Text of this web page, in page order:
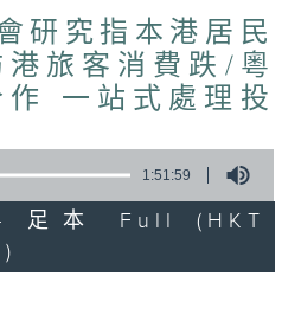
研究指本港居民
旅客消費跌/粵
一站式處理投
1:51:59
足本 Full (HKT